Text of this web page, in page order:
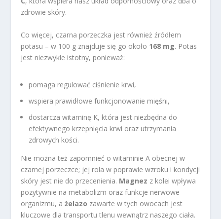
zdrowie skóry.
Co więcej, czarna porzeczka jest również źródłem
potasu – w 100 g znajduje się go około 168 mg. Potas
jest niezwykle istotny, ponieważ:
pomaga regulować ciśnienie krwi,
wspiera prawidłowe funkcjonowanie mięśni,
dostarcza witaminę K, która jest niezbędna do
efektywnego krzepnięcia krwi oraz utrzymania
zdrowych kości.
Nie można też zapomnieć o witaminie A obecnej w
czarnej porzeczce; jej rola w poprawie wzroku i kondycji
skóry jest nie do przecenienia. Magnez z kolei wpływa
pozytywnie na metabolizm oraz funkcje nerwowe
organizmu, ażelazo zawarte w tych owocach jest
kluczowe dla transportu tlenu wewnątrz naszego ciała.